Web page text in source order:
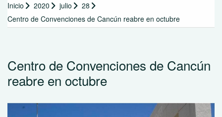
Inicio 2020 julio
28
Centro de Convenciones de Cancún reabre en octubre
Centro de Convenciones de Cancún
reabre en octubre